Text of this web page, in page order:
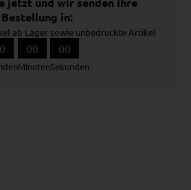
Bestellung in:
ab Lager sowie unbedruckte Artikel
00
Minuten
00
Sekunden